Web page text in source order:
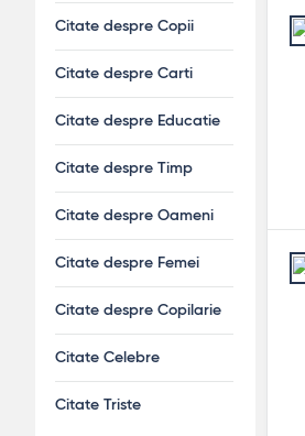
Citate despre Copii
Citate despre Carti
Citate despre Educatie
Citate despre Timp
Citate despre Oameni
Citate despre Femei
Citate despre Copilarie
Citate Celebre
Citate Triste